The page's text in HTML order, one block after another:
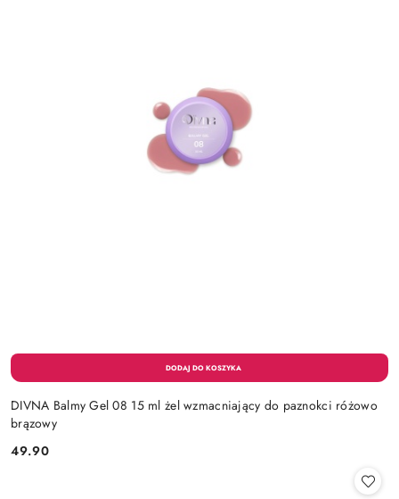
DIVNA Balmy Gel 08 15 ml żel wzmacniający do paznokci różowo
brązowy
Cena:
49.90